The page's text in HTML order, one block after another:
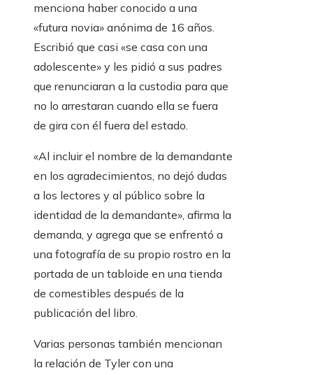
menciona haber conocido a una
«futura novia» anónima de 16 años.
Escribió que casi «se casa con una
adolescente» y les pidió a sus padres
que renunciaran a la custodia para que
no lo arrestaran cuando ella se fuera
de gira con él fuera del estado.
«Al incluir el nombre de la demandante
en los agradecimientos, no dejó dudas
a los lectores y al público sobre la
identidad de la demandante», afirma la
demanda, y agrega que se enfrentó a
una fotografía de su propio rostro en la
portada de un tabloide en una tienda
de comestibles después de la
publicación del libro.
Varias personas también mencionan
la relación de Tyler con una